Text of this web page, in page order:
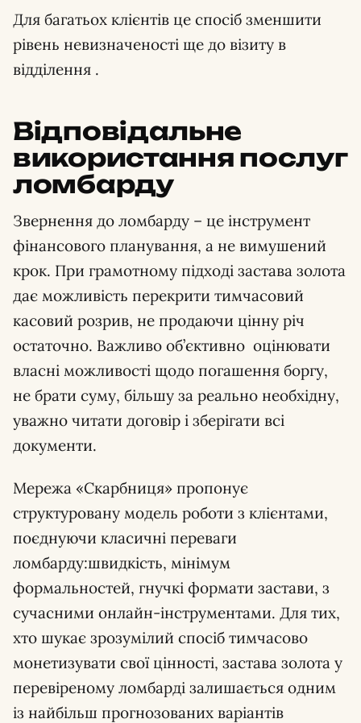
Для багатьох клієнтів це спосіб зменшити
рівень невизначеності ще до візиту в
відділення .
Відповідальне
використання послуг
ломбарду
Звернення до ломбарду – це інструмент
фінансового планування, а не вимушений
крок. При грамотному підході застава золота
дає можливість перекрити тимчасовий
касовий розрив, не продаючи цінну річ
остаточно. Важливо об’єктивно оцінювати
власні можливості щодо погашення боргу,
не брати суму, більшу за реально необхідну,
уважно читати договір і зберігати всі
документи.
Мережа «Скарбниця» пропонує
структуровану модель роботи з клієнтами,
поєднуючи класичні переваги
ломбарду:швидкість, мінімум
формальностей, гнучкі формати застави, з
сучасними онлайн-інструментами. Для тих,
хто шукає зрозумілий спосіб тимчасово
монетизувати свої цінності, застава золота у
перевіреному ломбарді залишається одним
із найбільш прогнозованих варіантів